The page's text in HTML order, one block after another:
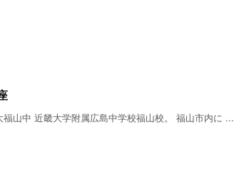
山中 近畿大学附属広島中学校福山校。 福山市内に ...